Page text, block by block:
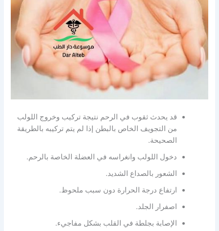
قد يحدث ثقوب في الرحم نتيجة تركيب وخروج اللولب
من التجويف الخاص بالبطن إذا لم يتم تركيبه بالطريقة
الصحيحة.
دخول اللولب وانغراسه في العضلة الخاصة بالرحم.
الشعور بالصداع الشديد.
ارتفاع درجة الحرارة دون سبب ملحوظ.
اصفرار الجلد.
الإصابة بجلطة في القلب بشكل مفاجيء.